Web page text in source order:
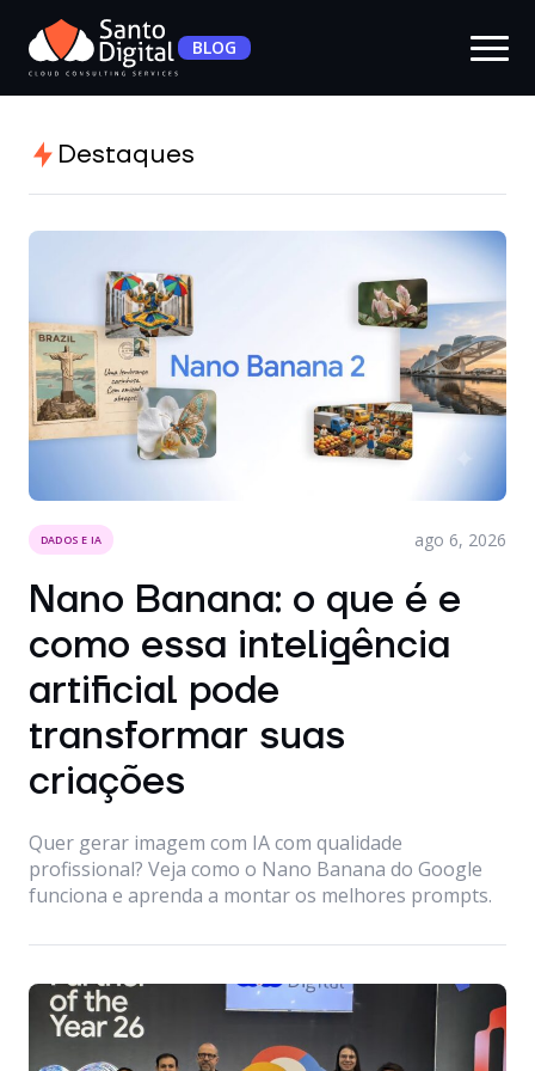
BLOG
Destaques
DADOS E IA ago 6, 2026
Nano Banana: o que é e
como essa inteligência
artificial pode
transformar suas
criações
Quer gerar imagem com IA com qualidade
profissional? Veja como o Nano Banana do Google
funciona e aprenda a montar os melhores prompts.